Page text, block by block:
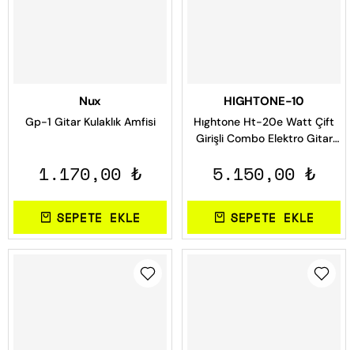
Nux
Gp-1 Gitar Kulaklık Amfisi
1.170,00 ₺
SEPETE EKLE
HIGHTONE-10
Hıghtone Ht-20e Watt Çift
Girişli Combo Elektro Gitar
5.150,00 ₺
SEPETE EKLE